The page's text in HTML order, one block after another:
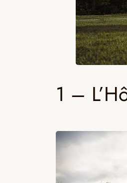
1 –